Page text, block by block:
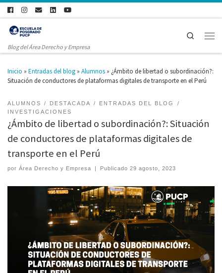
Blog del Área Derecho y Empresa
Search
Inicio » Entradas del blog » Alumnos » ¿Ámbito de libertad o subordinación?:
Situación de conductores de plataformas digitales de transporte en el Perú
ALUMNOS DESTACADA
ENTRADAS DEL BLOG
INVESTIGACIONES
¿Ámbito de libertad o subordinación?: Situación
de conductores de plataformas digitales de
transporte en el Perú
por Área Derecho y Empresa | Publicado29 agosto, 2023